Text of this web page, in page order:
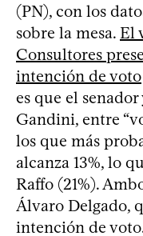
(PN), con los
sobre la mesa. El
Consultores
intención de voto
es que el
Gandini, entre
los que más
alcanza 13%, lo
Raffo (21%).
Álvaro Delgado,
intención de